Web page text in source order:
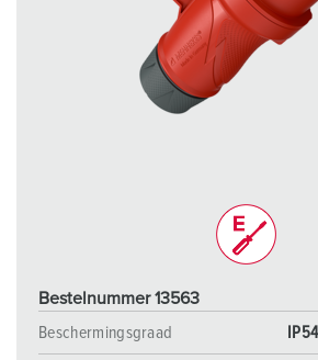
Bestelnummer 13563
Beschermingsgraad
IP54